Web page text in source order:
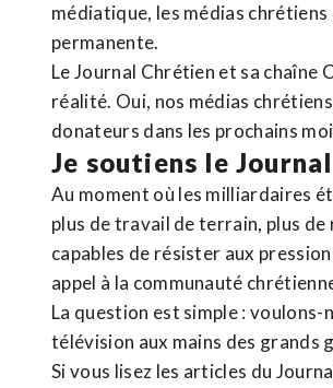
médiatique, les médias
permanente.
Le Journal Chrétien et sa chaîne
réalité. Oui, nos médias
donateurs dans les prochains
Je soutiens le
Au moment où les milliardaires
plus de travail de terrain, plus de
capables de résister aux
appel à la communauté
La question est simple :
télévision aux mains des grands
Si vous lisez les articles du